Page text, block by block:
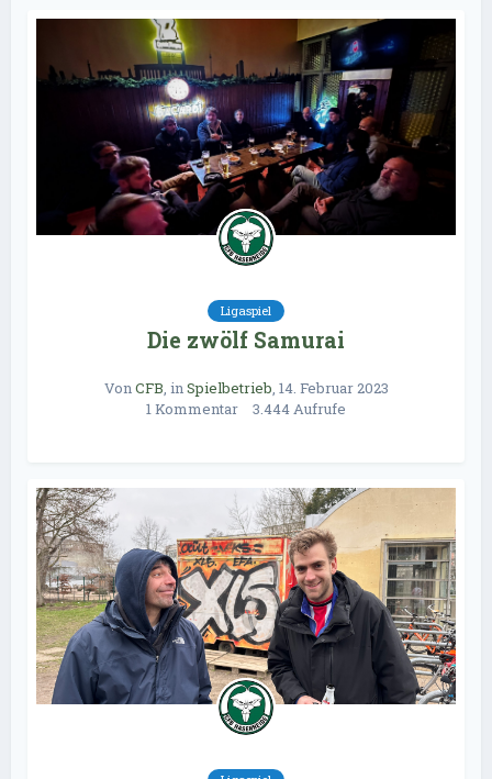
Ligaspiel
Die zwölf Samurai
VonCFB, inSpielbetrieb, 14. Februar 2023
1 Kommentar
3.444 Aufrufe